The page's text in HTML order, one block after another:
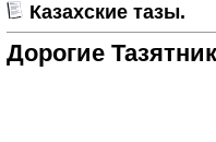
Казахские тазы.
Дорогие